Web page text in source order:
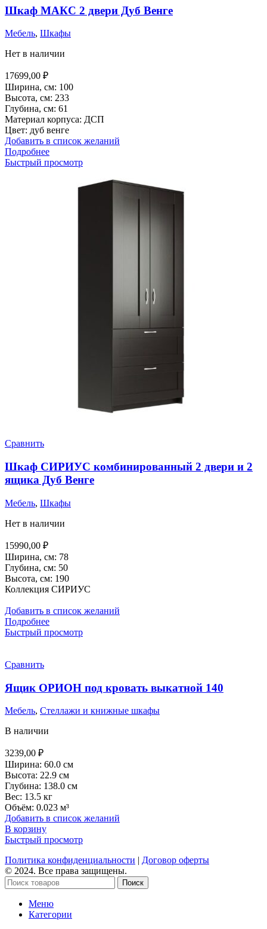
Шкаф МАКС 2 двери Дуб Венге
Мебель, Шкафы
Нет в наличии
17699,00 ₽
Ширина, см: 100
Высота, см: 233
Глубина, см: 61
Материал корпуса: ДСП
Цвет: дуб венге
Добавить в список желаний
Подробнее
Быстрый просмотр
Сравнить
Шкаф СИРИУС комбинированный 2 двери и 2
ящика Дуб Венге
Мебель, Шкафы
Нет в наличии
15990,00 ₽
Ширина, см: 78
Глубина, см: 50
Высота, см: 190
Коллекция СИРИУС
Добавить в список желаний
Подробнее
Быстрый просмотр
Сравнить
Ящик ОРИОН под кровать выкатной 140
Мебель, Стеллажи и книжные шкафы
В наличии
3239,00 ₽
Ширина: 60.0 см
Высота: 22.9 см
Глубина: 138.0 см
Вес: 13.5 кг
Объём: 0.023 м³
Добавить в список желаний
В корзину
Быстрый просмотр
Политика конфиденциальности | Договор оферты
© 2024. Все права защищены.
Поиск
Меню
Категории